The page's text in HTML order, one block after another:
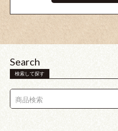
Search
検索して探す